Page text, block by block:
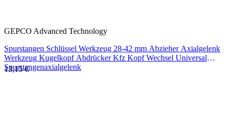
GEPCO Advanced Technology
Spurstangen Schlüssel Werkzeug 28-42 mm Abzieher Axialgelenk
Werkzeug Kugelkopf Abdrücker Kfz Kopf Wechsel Universal
Spurstangenaxialgelenk
13,15 €